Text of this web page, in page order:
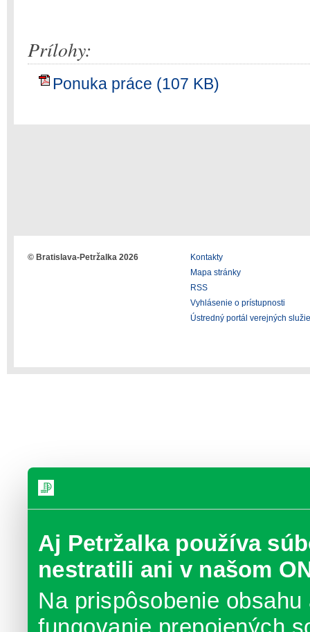
Aj Petržalka používa
nestratili ani v našom
Na prispôsobenie
Prílohy:
Ponuka práce (107 KB)
© Bratislava-Petržalka 2026
Kontakty
Mapa stránky
RSS
Vyhlásenie o prístupnosti
Ústredný portál verejných